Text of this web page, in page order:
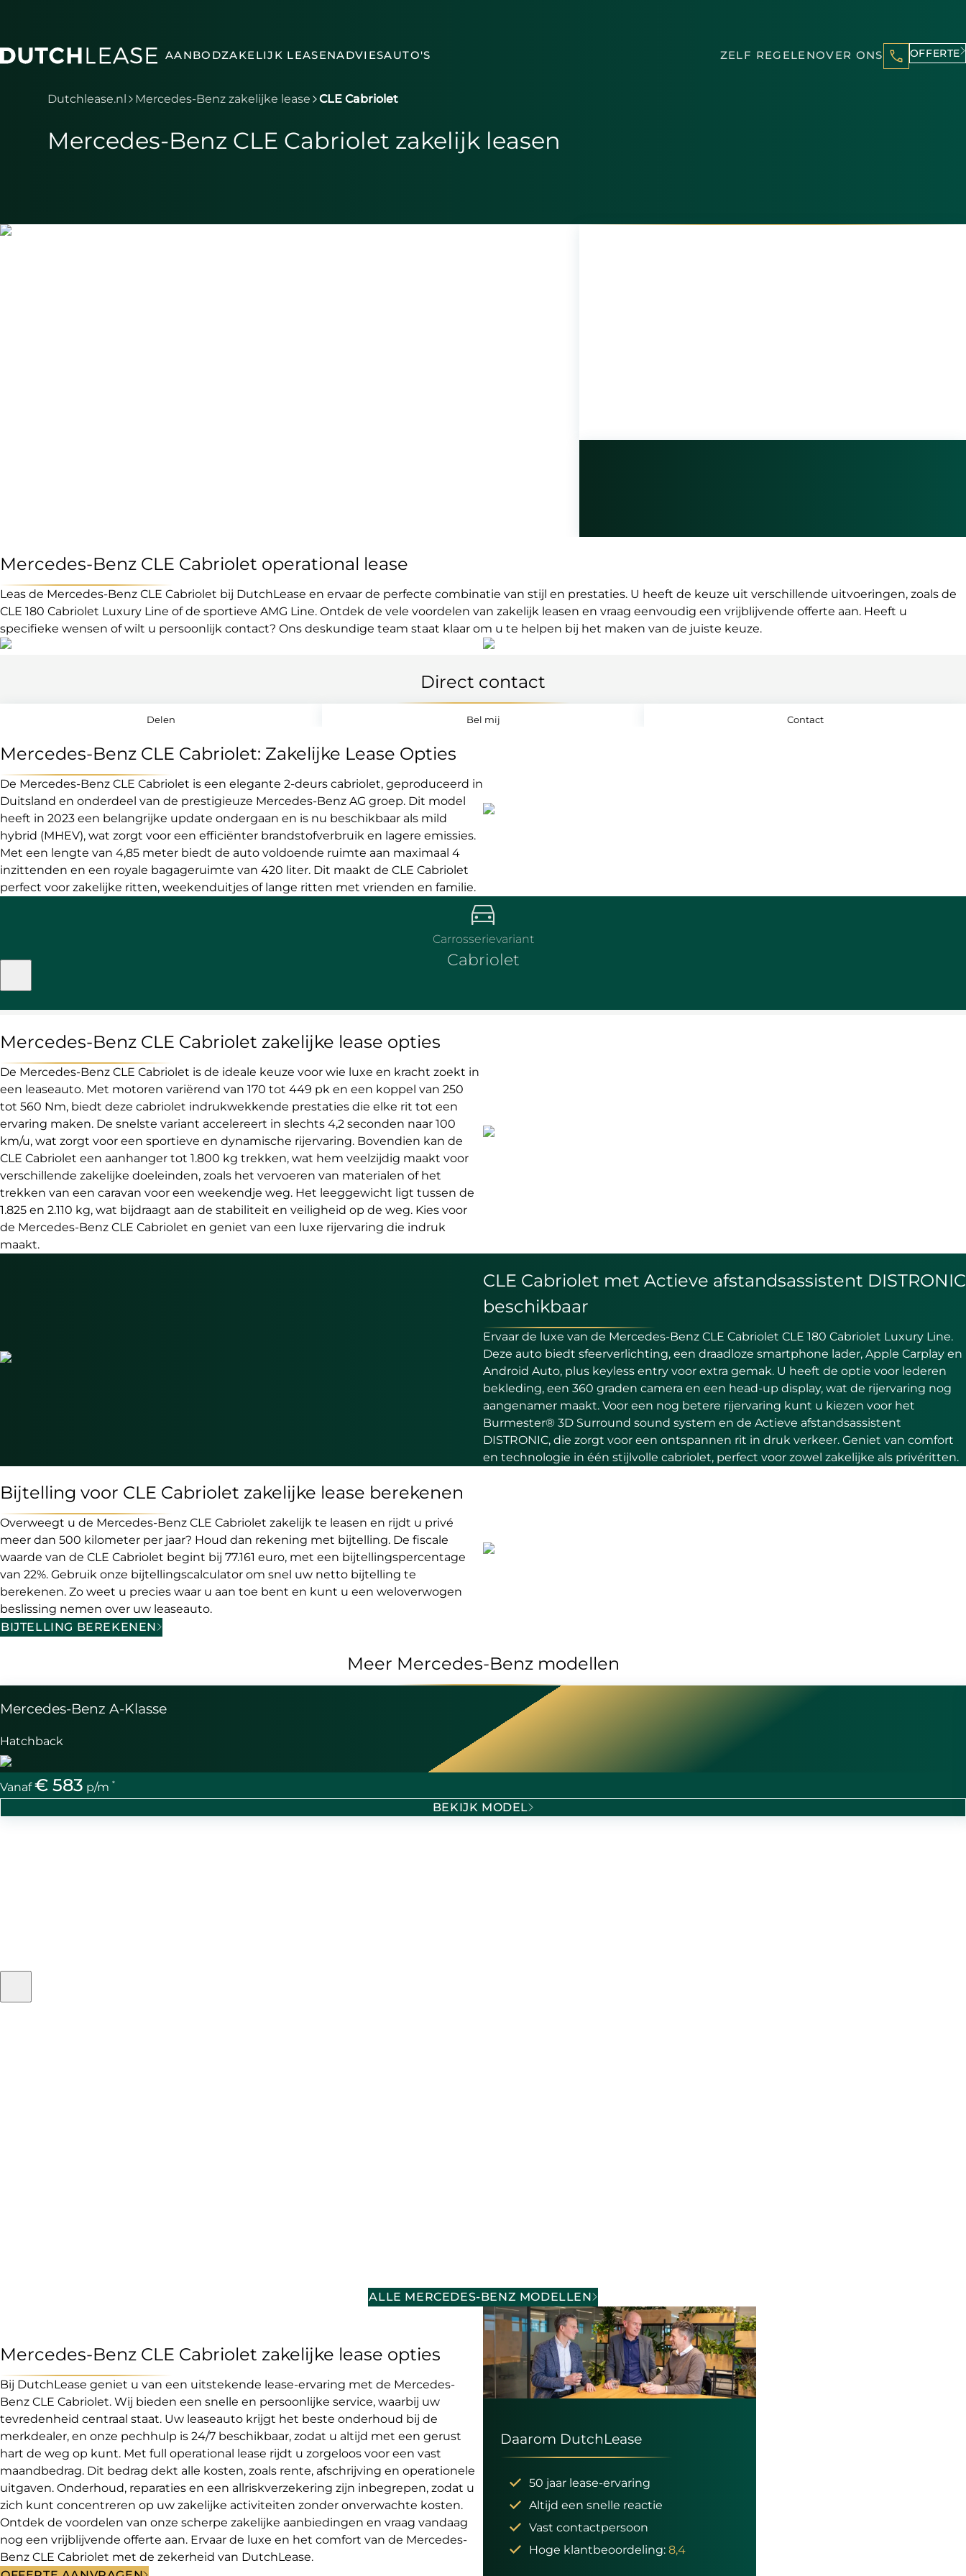
AANBODZAKELIJK LEASENADVIESAUTO'S ZELF REGELENOVER ONS OFFERTE
Je bent nu voorbij het hoofdmenu
Dutchlease.nl Mercedes-Benz zakelijke lease CLE Cabriolet
Mercedes-Benz CLE Cabriolet zakelijk leasen
Mercedes-Benz CLE Cabriolet operational lease
Leas de Mercedes-Benz CLE Cabriolet bij DutchLease en ervaar de perfecte combinatie van stijl en prestaties. U heeft de keuze uit verschillende uitvoeringen, zoals de
CLE 180 Cabriolet Luxury Line of de sportieve AMG Line. Ontdek de vele voordelen van zakelijk leasen en vraag eenvoudig een vrijblijvende offerte aan. Heeft u
specifieke wensen of wilt u persoonlijk contact? Ons deskundige team staat klaar om u te helpen bij het maken van de juiste keuze.
Direct contact
Delen Bel mij Contact
Mercedes-Benz CLE Cabriolet: Zakelijke Lease Opties
De Mercedes-Benz CLE Cabriolet is een elegante 2-deurs cabriolet, geproduceerd in
Duitsland en onderdeel van de prestigieuze Mercedes-Benz AG groep. Dit model
heeft in 2023 een belangrijke update ondergaan en is nu beschikbaar als mild
hybrid (MHEV), wat zorgt voor een efficiënter brandstofverbruik en lagere emissies.
Met een lengte van 4,85 meter biedt de auto voldoende ruimte aan maximaal 4
inzittenden en een royale bagageruimte van 420 liter. Dit maakt de CLE Cabriolet
perfect voor zakelijke ritten, weekenduitjes of lange ritten met vrienden en familie.
Carrosserievariant
Cabriolet
Mercedes-Benz CLE Cabriolet zakelijke lease opties
De Mercedes-Benz CLE Cabriolet is de ideale keuze voor wie luxe en kracht zoekt in
een leaseauto. Met motoren variërend van 170 tot 449 pk en een koppel van 250
tot 560 Nm, biedt deze cabriolet indrukwekkende prestaties die elke rit tot een
ervaring maken. De snelste variant accelereert in slechts 4,2 seconden naar 100
km/u, wat zorgt voor een sportieve en dynamische rijervaring. Bovendien kan de
CLE Cabriolet een aanhanger tot 1.800 kg trekken, wat hem veelzijdig maakt voor
verschillende zakelijke doeleinden, zoals het vervoeren van materialen of het
trekken van een caravan voor een weekendje weg. Het leeggewicht ligt tussen de
1.825 en 2.110 kg, wat bijdraagt aan de stabiliteit en veiligheid op de weg. Kies voor
de Mercedes-Benz CLE Cabriolet en geniet van een luxe rijervaring die indruk
maakt.
CLE Cabriolet met Actieve afstandsassistent DISTRONIC
beschikbaar
Ervaar de luxe van de Mercedes-Benz CLE Cabriolet CLE 180 Cabriolet Luxury Line.
Deze auto biedt sfeerverlichting, een draadloze smartphone lader, Apple Carplay en
Android Auto, plus keyless entry voor extra gemak. U heeft de optie voor lederen
bekleding, een 360 graden camera en een head-up display, wat de rijervaring nog
aangenamer maakt. Voor een nog betere rijervaring kunt u kiezen voor het
Burmester® 3D Surround sound system en de Actieve afstandsassistent
DISTRONIC, die zorgt voor een ontspannen rit in druk verkeer. Geniet van comfort
en technologie in één stijlvolle cabriolet, perfect voor zowel zakelijke als privéritten.
Bijtelling voor CLE Cabriolet zakelijke lease berekenen
Overweegt u de Mercedes-Benz CLE Cabriolet zakelijk te leasen en rijdt u privé
meer dan 500 kilometer per jaar? Houd dan rekening met bijtelling. De fiscale
waarde van de CLE Cabriolet begint bij 77.161 euro, met een bijtellingspercentage
van 22%. Gebruik onze bijtellingscalculator om snel uw netto bijtelling te
berekenen. Zo weet u precies waar u aan toe bent en kunt u een weloverwogen
beslissing nemen over uw leaseauto.
BIJTELLING BEREKENEN
Meer Mercedes-Benz modellen
Mercedes-Benz A-Klasse
Hatchback
Vanaf€ 583 p/m *
BEKIJK MODEL
ALLE MERCEDES-BENZ MODELLEN
Mercedes-Benz CLE Cabriolet zakelijke lease opties
Bij DutchLease geniet u van een uitstekende lease-ervaring met de Mercedes-
Benz CLE Cabriolet. Wij bieden een snelle en persoonlijke service, waarbij uw
tevredenheid centraal staat. Uw leaseauto krijgt het beste onderhoud bij de
merkdealer, en onze pechhulp is 24/7 beschikbaar, zodat u altijd met een gerust
hart de weg op kunt. Met full operational lease rijdt u zorgeloos voor een vast
maandbedrag. Dit bedrag dekt alle kosten, zoals rente, afschrijving en operationele
uitgaven. Onderhoud, reparaties en een allriskverzekering zijn inbegrepen, zodat u
zich kunt concentreren op uw zakelijke activiteiten zonder onverwachte kosten.
Ontdek de voordelen van onze scherpe zakelijke aanbiedingen en vraag vandaag
nog een vrijblijvende offerte aan. Ervaar de luxe en het comfort van de Mercedes-
Benz CLE Cabriolet met de zekerheid van DutchLease.
Daarom DutchLease
50 jaar lease-ervaring
Altijd een snelle reactie
Vast contactpersoon
Hoge klantbeoordeling: 8,4